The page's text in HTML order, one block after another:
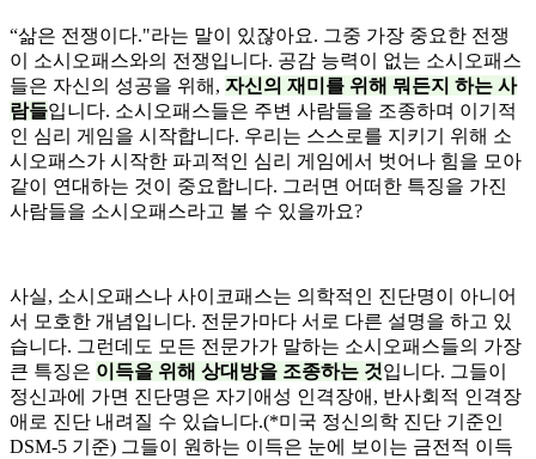
“삶은 전쟁이다."라는 말이 있잖아요. 그중 가장 중요한 전쟁
이 소시오패스와의 전쟁입니다. 공감 능력이 없는 소시오패스
들은 자신의 성공을 위해, 자신의 재미를 위해 뭐든지 하는 사
람들입니다. 소시오패스들은 주변 사람들을 조종하며 이기적
인 심리 게임을 시작합니다. 우리는 스스로를 지키기 위해 소
시오패스가 시작한 파괴적인 심리 게임에서 벗어나 힘을 모아
같이 연대하는 것이 중요합니다. 그러면 어떠한 특징을 가진
사람들을 소시오패스라고 볼 수 있을까요?
사실, 소시오패스나 사이코패스는 의학적인 진단명이 아니어
서 모호한 개념입니다. 전문가마다 서로 다른 설명을 하고 있
습니다. 그런데도 모든 전문가가 말하는 소시오패스들의 가장
큰 특징은 이득을 위해 상대방을 조종하는 것입니다. 그들이
정신과에 가면 진단명은 자기애성 인격장애, 반사회적 인격장
애로 진단 내려질 수 있습니다.(*미국 정신의학 진단 기준인
DSM-5 기준) 그들이 원하는 이득은 눈에 보이는 금전적 이득